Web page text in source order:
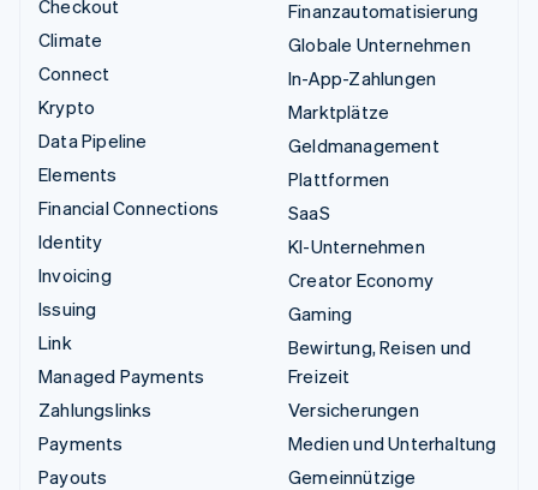
Checkout
Climate
Connect
Krypto
Data Pipeline
Elements
Financial Connections
Identity
Invoicing
Issuing
Link
Managed Payments
Zahlungslinks
Payments
Payouts
Finanzautomatisierung
Globale Unternehmen
In-App-Zahlungen
Marktplätze
Geldmanagement
Plattformen
SaaS
KI-Unternehmen
Creator Economy
Gaming
Bewirtung, Reisen und
Freizeit
Versicherungen
Medien und Unterhaltung
Gemeinnützige